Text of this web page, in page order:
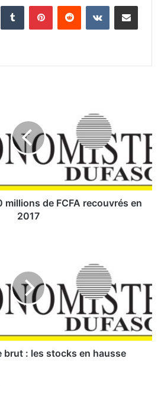
millions de FCFA recouvrés en
2017
brut : les stocks en hausse